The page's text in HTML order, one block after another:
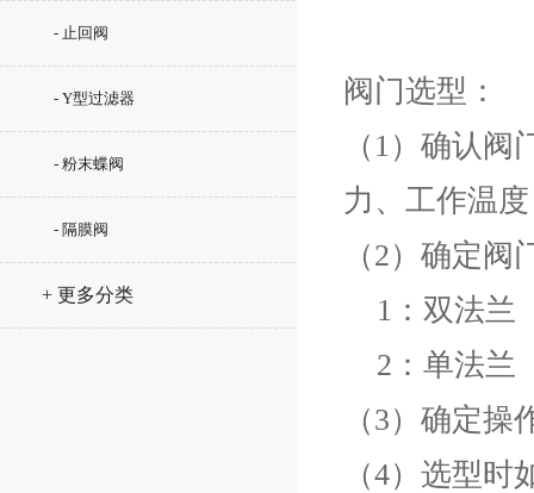
- 止回阀
- Y型过滤器
- 粉末蝶阀
- 隔膜阀
+ 更多分类
阀门选型：
（1）确认
力、工作温度
（2）确定
1：双法兰
2：单法兰
（3）确定
（4）选型